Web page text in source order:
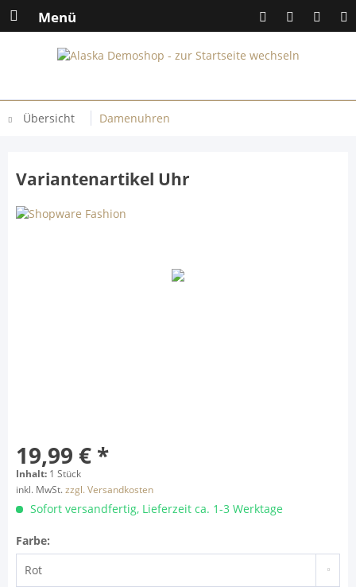
Menü
Übersicht Damenuhren
Variantenartikel Uhr
19,99 € *
Inhalt: 1 Stück
inkl. MwSt.zzgl. Versandkosten
Sofort versandfertig, Lieferzeit ca. 1-3 Werktage
Farbe: